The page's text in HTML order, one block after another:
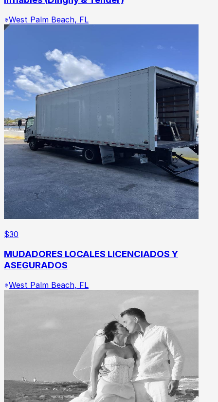
West Palm Beach, FL
$30
MUDADORES LOCALES LICENCIADOS Y
ASEGURADOS
West Palm Beach, FL